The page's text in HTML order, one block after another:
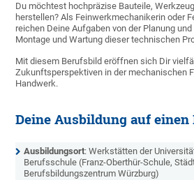
Du möchtest hochpräzise Bauteile,
herstellen? Als Feinwerkmechanikerin oder
reichen Deine Aufgaben von der Planung
Montage und Wartung dieser technischen
Mit diesem Berufsbild eröffnen sich Dir
Zukunftsperspektiven in der mechanischen
Handwerk.
Deine Ausbildung auf
Ausbildungsort: Werkstätten der
Berufsschule (Franz-Oberthür-Schule,
Berufsbildungszentrum Würzburg)